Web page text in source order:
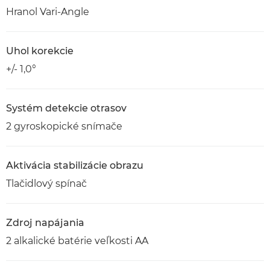
Hranol Vari-Angle
Uhol korekcie
+/- 1,0°
Systém detekcie otrasov
2 gyroskopické snímače
Aktivácia stabilizácie obrazu
Tlačidlový spínač
Zdroj napájania
2 alkalické batérie veľkosti AA